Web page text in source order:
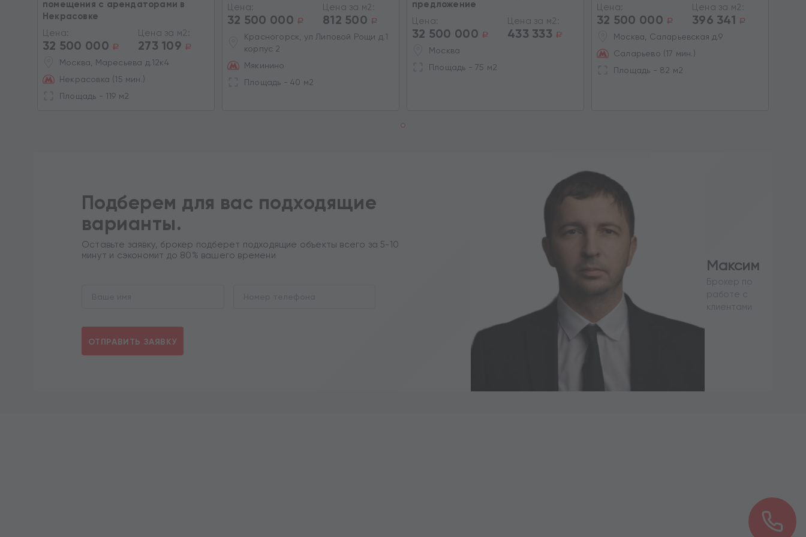
помещения с арендаторами в
Некрасовке
Цена:
32 500 000 a
Цена за м2:
273 109 a
Москва, Маресьева д.12к4
Некрасовка (15 мин.)
Площадь - 119 м2
Цена:
32 500 000 a
Цена за м2:
812 500 a
Красногорск, ул Липовой Рощи д.1
корпус 2
Мякинино
Площадь - 40 м2
предложение
Цена:
32 500 000 a
Цена за м2:
433 333 a
Москва
Площадь - 75 м2
Цена:
32 500 000 a
Цена за м2:
396 341 a
Москва, Саларьевская д.9
Саларьево (17 мин.)
Площадь - 82 м2
Подберем для вас подходящие
варианты.
Оставьте заявку, брокер подберет подходящие объекты всего за 5-10
минут и сэкономит до 80% вашего времени
ОТПРАВИТЬ ЗАЯВКУ
Максим
Брокер по
работе с
клиентами